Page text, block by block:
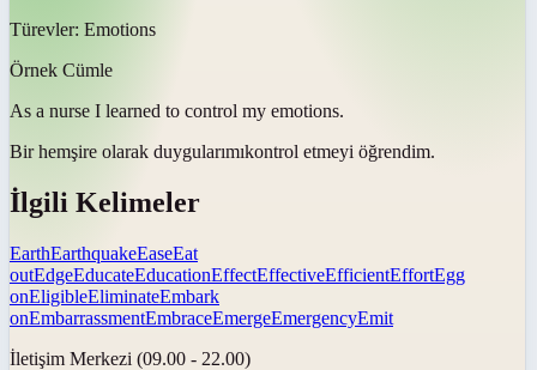
Türevler: Emotions
Örnek Cümle
As a nurse I learned to control my emotions.
Bir hemşire olarak duygularımıkontrol etmeyi öğrendim.
İlgili Kelimeler
EarthEarthquakeEaseEat
outEdgeEducateEducationEffectEffectiveEfficientEffortEgg
onEligibleEliminateEmbark
onEmbarrassmentEmbraceEmergeEmergencyEmit
İletişim Merkezi (09.00 - 22.00)